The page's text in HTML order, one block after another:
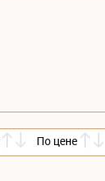
По цене